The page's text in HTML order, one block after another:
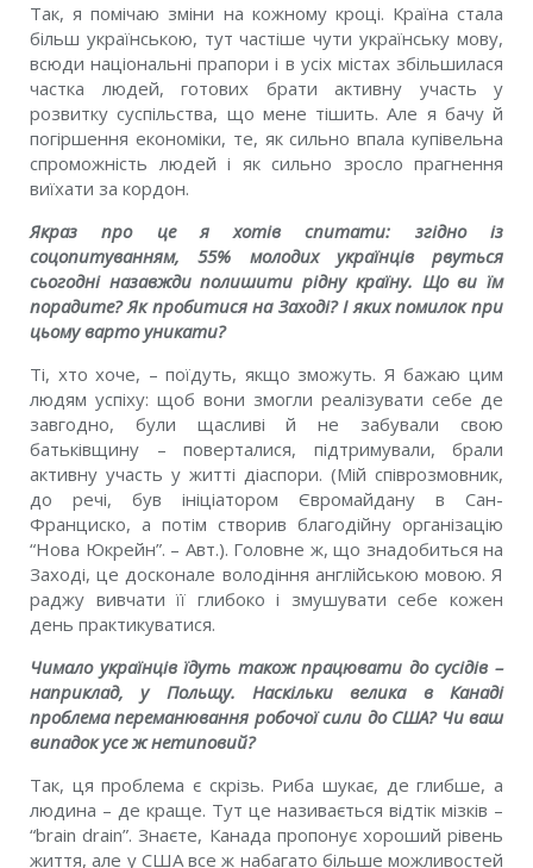
Так, я помiчаю змiни на кожному кроцi. Країна стала
бiльш українською, тут частiше чути українську мову,
всюди нацiональнi прапори i в усiх мiстах збiльшилася
частка людей, готових брати активну участь у
розвитку суспiльства, що мене тiшить. Але я бачу й
погiршення економiки, те, як сильно впала купiвельна
спроможнiсть людей i як сильно зросло прагнення
виїхати за кордон.
Якраз про це я хотiв спитати: згiдно iз
соцопитуванням, 55% молодих українцiв рвуться
сьогоднi назавжди полишити рiдну країну. Що ви їм
порадите? Як пробитися на Заходi? I яких помилок при
цьому варто уникати?
Тi, хто хоче, – поїдуть, якщо зможуть. Я бажаю цим
людям успiху: щоб вони змогли реалiзувати себе де
завгодно, були щасливi й не забували свою
батькiвщину – поверталися, пiдтримували, брали
активну участь у життi дiаспори. (Мiй спiврозмовник,
до речi, був iнiцiатором Євромайдану в Сан-
Франциско, а потiм створив благодiйну органiзацiю
“Нова Юкрейн”. – Авт.). Головне ж, що знадобиться на
Заходi, це досконале володiння англiйською мовою. Я
раджу вивчати її глибоко i змушувати себе кожен
день практикуватися.
Чимало українцiв їдуть також працювати до сусiдiв –
наприклад, у Польщу. Наскiльки велика в Канадi
проблема переманювання робочої сили до США? Чи ваш
випадок усе ж нетиповий?
Так, ця проблема є скрiзь. Риба шукає, де глибше, а
людина – де краще. Тут це називається вiдтiк мiзкiв –
“brain drain”. Знаєте, Канада пропонує хороший рiвень
життя, але у США все ж набагато бiльше можливостей